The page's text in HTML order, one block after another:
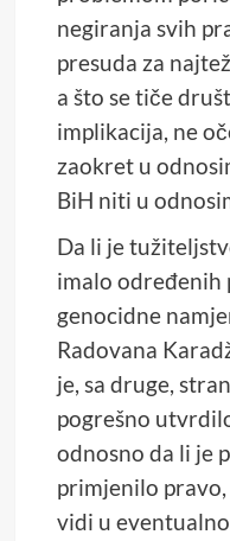
negiranja svih
presuda za
a što se tiče
implikacija, ne
zaokret u
BiH niti u
Da li je
imalo određenih
genocidne
Radovana
je, sa druge,
pogrešno
odnosno da li je
primjenilo pravo,
vidi u